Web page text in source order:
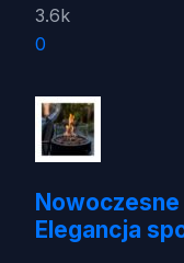
3.6k
0
Elegancja